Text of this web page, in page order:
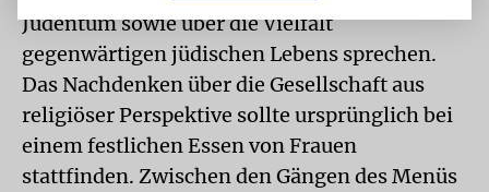
Judentum sowie über die Vielfalt
gegenwärtigen jüdischen Lebens sprechen.
Das Nachdenken über die Gesellschaft aus
religiöser Perspektive sollte ursprünglich bei
einem festlichen Essen von Frauen
stattfinden. Zwischen den Gängen des Menüs